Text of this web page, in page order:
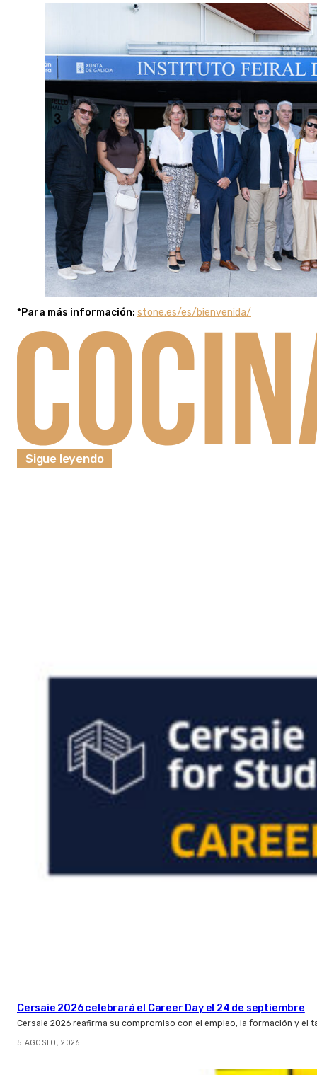
*Para más información: stone.es/es/bienvenida/
Sigue leyendo
Cersaie 2026 celebrará el Career Day el 24 de septiembre
Cersaie 2026 reafirma su compromiso con el empleo, la formación y el
5 AGOSTO, 2026